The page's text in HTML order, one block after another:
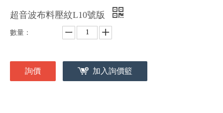
超音波布料壓紋L10號版
數量：
詢價 加入詢價籃